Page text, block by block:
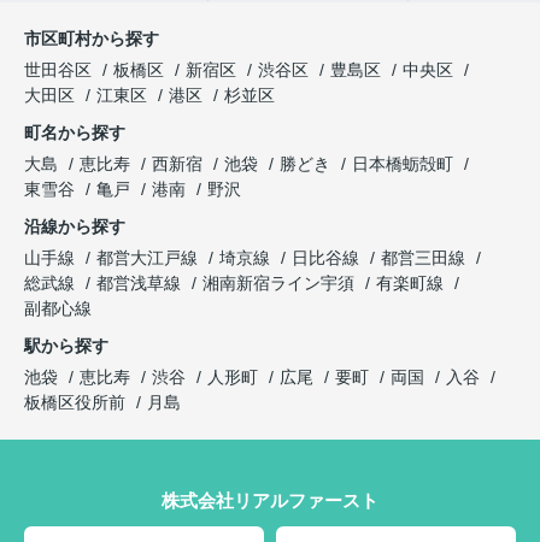
市区町村から探す
世田谷区
板橋区 新宿区 渋谷区 豊島区
中央区
大田区
江東区 港区
杉並区
町名から探す
大島
恵比寿 西新宿 池袋 勝どき
日本橋蛎殻町
東雪谷
亀戸 港南
野沢
沿線から探す
山手線
都営大江戸線 埼京線 日比谷線
都営三田線
総武線
都営浅草線 湘南新宿ライン宇須
有楽町線
副都心線
駅から探す
池袋
恵比寿 渋谷 人形町 広尾 要町 両国
入谷
板橋区役所前
月島
株式会社リアルファースト